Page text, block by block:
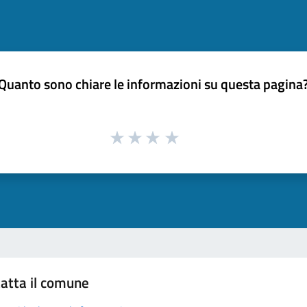
sono chiare le informazioni su questa
il comune